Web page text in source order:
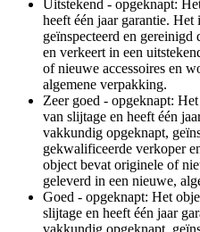
Uitstekend - opgeknapt:
heeft één jaar garantie.
geïnspecteerd en
en verkeert in een
of nieuwe accessoires en
algemene verpakking.
Zeer goed - opgeknapt:
van slijtage en heeft één
vakkundig opgeknapt,
gekwalificeerde verkoper
object bevat originele of
geleverd in een nieuwe,
Goed - opgeknapt: Het
slijtage en heeft één jaar